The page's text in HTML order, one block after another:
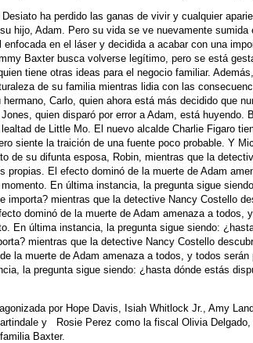
ha perdido las ganas de vivir y cualquier
hijo, Adam. Pero su vida se ve nuevamente
enfocada en el láser y decidida a acabar con una
Baxter busca volverse legítimo, pero se está
tiene otras ideas para el negocio familiar.
de su familia mientras lidia con las
Carlo, quien ahora está más decidido que
quien disparó por error a Adam, está huyendo.
de Little Mo. El nuevo alcalde Charlie Figaro
siente la traición de una fuente poco probable. Y
de su difunta esposa, Robin, mientras que la
propias. El efecto dominó de la muerte de Adam
En última instancia, la pregunta sigue
importa? mientras que la detective Nancy Costello
dominó de la muerte de Adam amenaza a todos,
En última instancia, la pregunta sigue siendo:
mientras que la detective Nancy Costello
la muerte de Adam amenaza a todos, y todos
la pregunta sigue siendo: ¿hasta dónde estás
por Hope Davis, Isiah Whitlock Jr., Amy
y Rosie Perez como la fiscal Olivia
Baxter.